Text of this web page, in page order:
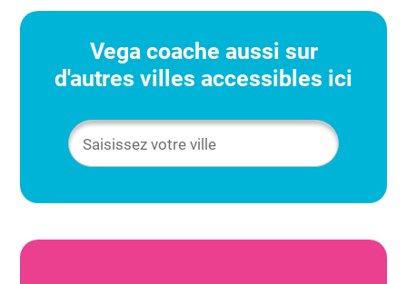
Vegacoache aussi sur
d'autres villes accessibles ici